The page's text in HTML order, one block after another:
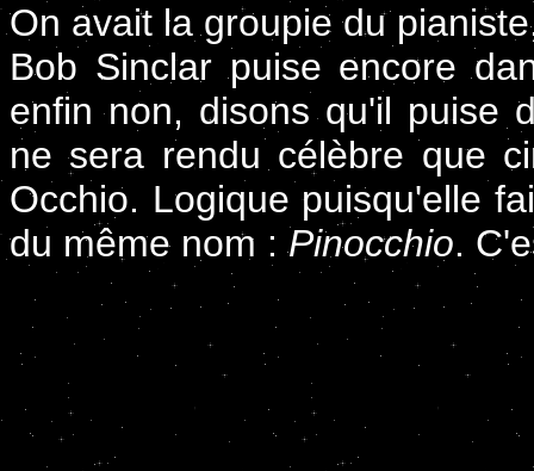
On avait la groupie du
Bob Sinclar puise encore
enfin non, disons qu'il puise
ne sera rendu célèbre que
Occhio. Logique puisqu'elle
du même nom :Pinocchio.